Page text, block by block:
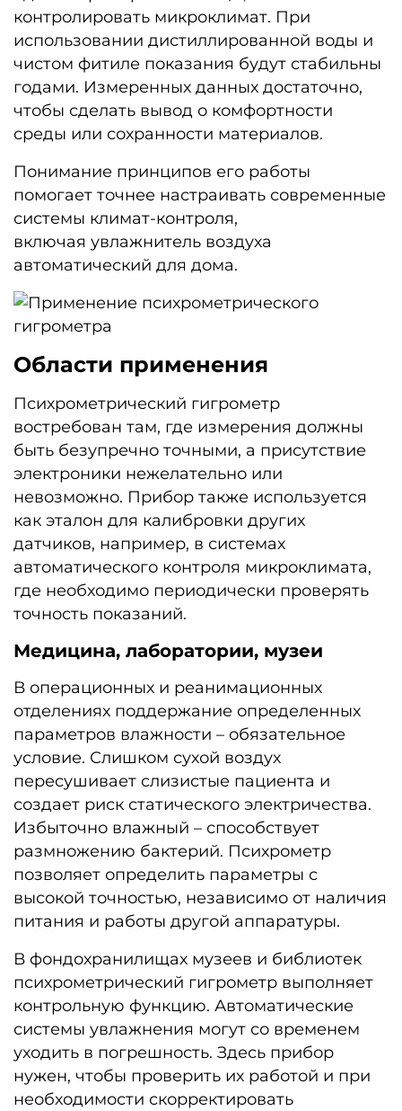
контролировать микроклимат. При
использовании дистиллированной воды и
чистом фитиле показания будут стабильны
годами. Измеренных данных достаточно,
чтобы сделать вывод о комфортности
среды или сохранности материалов.
Понимание принципов его работы
помогает точнее настраивать современные
системы климат-контроля,
включая увлажнитель воздуха
автоматический для дома.
Области применения
Психрометрический гигрометр
востребован там, где измерения должны
быть безупречно точными, а присутствие
электроники нежелательно или
невозможно. Прибор также используется
как эталон для калибровки других
датчиков, например, в системах
автоматического контроля микроклимата,
где необходимо периодически проверять
точность показаний.
Медицина, лаборатории, музеи
В операционных и реанимационных
отделениях поддержание определенных
параметров влажности – обязательное
условие. Слишком сухой воздух
пересушивает слизистые пациента и
создает риск статического электричества.
Избыточно влажный – способствует
размножению бактерий. Психрометр
позволяет определить параметры с
высокой точностью, независимо от наличия
питания и работы другой аппаратуры.
В фондохранилищах музеев и библиотек
психрометрический гигрометр выполняет
контрольную функцию. Автоматические
системы увлажнения могут со временем
уходить в погрешность. Здесь прибор
нужен, чтобы проверить их работой и при
необходимости скорректировать